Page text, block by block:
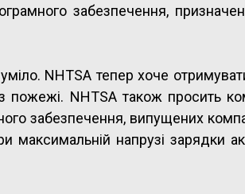
забезпечення,
NHTSA тепер хоче
пожежі. NHTSA також просить
забезпечення, випущених
напрузі зарядки